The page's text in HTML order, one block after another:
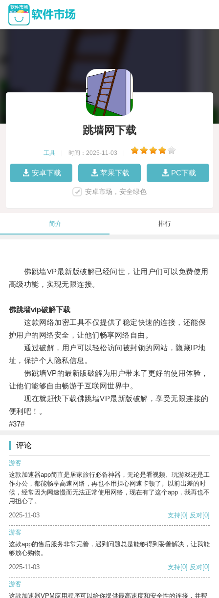
跳墙网下载
工具 时间：2025-11-03
安卓下载 苹果下载 PC下载
安卓市场，安全绿色
简介 排行
佛跳墙VP最新版破解已经问世，让用户们可以免费使用
高级功能，实现无限连接。
佛跳墙vip破解下载
这款网络加密工具不仅提供了稳定快速的连接，还能保
护用户的网络安全，让他们畅享网络自由。
通过破解，用户可以轻松访问被封锁的网站，隐藏IP地
址，保护个人隐私信息。
佛跳墙VP的最新版破解为用户带来了更好的使用体验，
让他们能够自由畅游于互联网世界中。
现在就赶快下载佛跳墙VP最新版破解，享受无限连接的
便利吧！。
#37#
评论
游客
这款加速器app简直是居家旅行必备神器，无论是看视频、玩游戏还是工
作办公，都能畅享高速网络，再也不用担心网速卡顿了。以前出差的时
候，经常因为网速慢而无法正常使用网络，现在有了这个app，我再也不
用担心了。
2025-11-03
支持[0] 反对[0]
游客
这款app的售后服务非常完善，遇到问题总是能够得到妥善解决，让我能
够放心购物。
2025-11-03
支持[0] 反对[0]
游客
这款加速器VPM应用程序可以给你提供最高速度和安全性的连接，并帮